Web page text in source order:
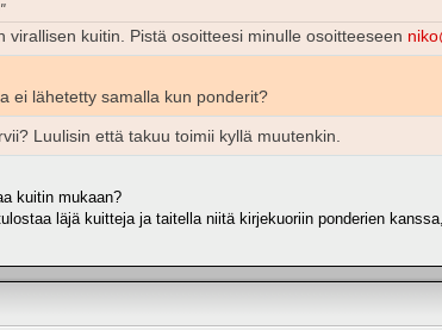
virallisen kuitin. Pistä osoitteesi minulle osoitteeseen
ei lähetetty samalla kun ponderit?
Luulisin että takuu toimii kyllä muutenkin.
kuitin mukaan?
läjä kuitteja ja taitella niitä kirjekuoriin ponderien